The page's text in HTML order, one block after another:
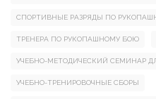
СПОРТИВНЫЕ РАЗРЯДЫ ПО
ТРЕНЕРА ПО РУКОПАШНОМУ БОЮ
УЧЕБНО-МЕТОДИЧЕСКИЙ СЕМИНАР
УЧЕБНО-ТРЕНИРОВОЧНЫЕ СБОРЫ